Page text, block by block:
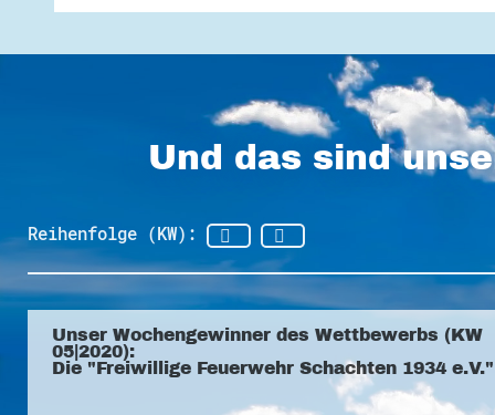
Und das sind
Reihenfolge (KW):
Unser Wochengewinner des Wettbewerbs (KW
05|2020):
Die "Freiwillige Feuerwehr Schachten 1934 e.V."